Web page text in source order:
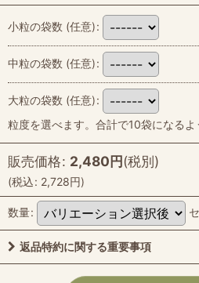
小粒の袋数 (任意):
中粒の袋数 (任意):
大粒の袋数 (任意):
粒度を選べます。合計で10袋になるよ
販売価格: 2,480円(税別)
(税込: 2,728円)
数量:
返品特約に関する重要事項